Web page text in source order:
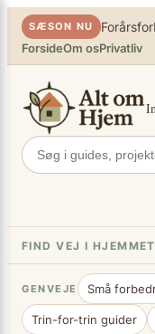
Spring
indhold
SÆSON NU
ForsideOm osPrivatliv
FIND VEJ I HJEMMET
GENVEJE Små
Trin-for-trin guider